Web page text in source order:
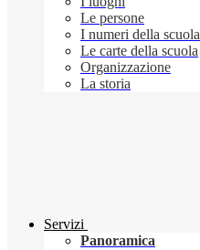
Le persone
I numeri della scuola
Le carte della scuola
Organizzazione
La storia
Servizi
Panoramica